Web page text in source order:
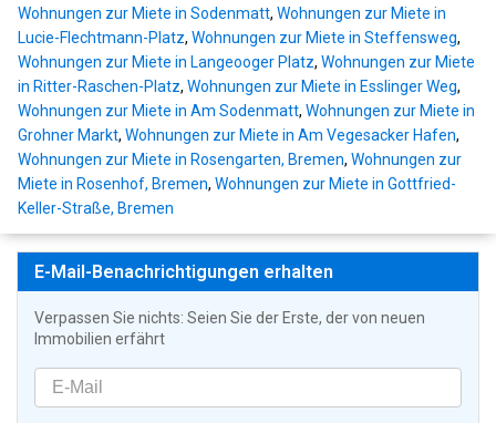
Wohnungen zur Miete in Sodenmatt, Wohnungen zur Miete in
Lucie-Flechtmann-Platz, Wohnungen zur Miete in Steffensweg,
Wohnungen zur Miete in Langeooger Platz, Wohnungen zur Miete
in Ritter-Raschen-Platz, Wohnungen zur Miete in Esslinger Weg,
Wohnungen zur Miete in Am Sodenmatt, Wohnungen zur Miete in
Grohner Markt, Wohnungen zur Miete in Am Vegesacker Hafen,
Wohnungen zur Miete in Rosengarten, Bremen, Wohnungen zur
Miete in Rosenhof, Bremen, Wohnungen zur Miete in Gottfried-
Keller-Straße, Bremen
E-Mail-Benachrichtigungen erhalten
Verpassen Sie nichts: Seien Sie der Erste, der von neuen
Immobilien erfährt